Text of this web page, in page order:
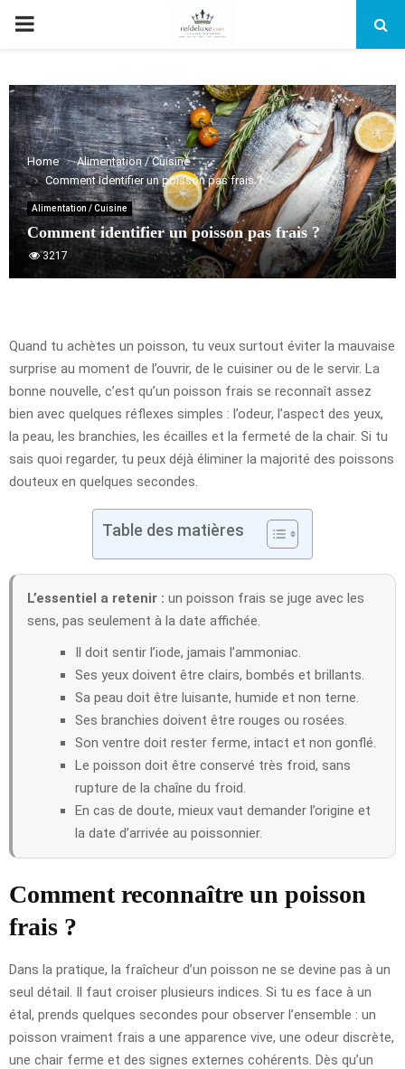
PRIMARY
Home
Alimentation / Cuisine
Comment identifier un poisson pas frais ?
Alimentation / Cuisine
Comment identifier un poisson pas frais ?
3217
Quand tu achètes un poisson, tu veux surtout éviter la mauvaise
surprise au moment de l’ouvrir, de le cuisiner ou de le servir. La
bonne nouvelle, c’est qu’un poisson frais se reconnaît assez
bien avec quelques réflexes simples : l’odeur, l’aspect des yeux,
la peau, les branchies, les écailles et la fermeté de la chair. Si tu
sais quoi regarder, tu peux déjà éliminer la majorité des poissons
douteux en quelques secondes.
Table des matières
L’essentiel a retenir : un poisson frais se juge avec les
sens, pas seulement à la date affichée.
Il doit sentir l’iode, jamais l’ammoniac.
Ses yeux doivent être clairs, bombés et brillants.
Sa peau doit être luisante, humide et non terne.
Ses branchies doivent être rouges ou rosées.
Son ventre doit rester ferme, intact et non gonflé.
Le poisson doit être conservé très froid, sans
rupture de la chaîne du froid.
En cas de doute, mieux vaut demander l’origine et
la date d’arrivée au poissonnier.
Comment reconnaître un poisson
frais ?
Dans la pratique, la fraîcheur d’un poisson ne se devine pas à un
seul détail. Il faut croiser plusieurs indices. Si tu es face à un
étal, prends quelques secondes pour observer l’ensemble : un
poisson vraiment frais a une apparence vive, une odeur discrète,
une chair ferme et des signes externes cohérents. Dès qu’un